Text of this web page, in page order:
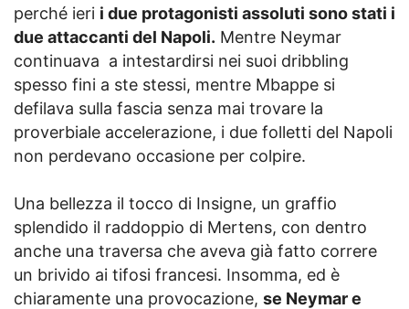
perché ieri i due protagonisti assoluti sono stati i
due attaccanti del Napoli. Mentre Neymar
continuava a intestardirsi nei suoi dribbling
spesso fini a ste stessi, mentre Mbappe si
defilava sulla fascia senza mai trovare la
proverbiale accelerazione, i due folletti del Napoli
non perdevano occasione per colpire.
Una bellezza il tocco di Insigne, un graffio
splendido il raddoppio di Mertens, con dentro
anche una traversa che aveva già fatto correre
un brivido ai tifosi francesi. Insomma, ed è
chiaramente una provocazione, se Neymar e